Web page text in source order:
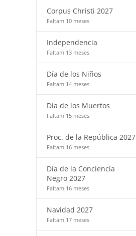
Corpus Christi 2027
Faltam 10 meses
Independencia
Faltam 13 meses
Día de los Niños
Faltam 14 meses
Día de los Muertos
Faltam 15 meses
Proc. de la República 2027
Faltam 16 meses
Día de la Conciencia
Negro 2027
Faltam 16 meses
Navidad 2027
Faltam 17 meses